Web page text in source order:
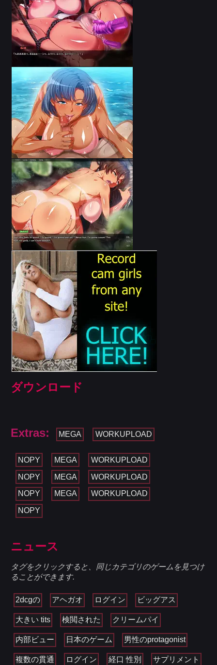
ダウンロード
Extras: MEGA WORKUPLOAD
NOPY MEGA WORKUPLOAD
NOPY MEGA WORKUPLOAD
NOPY MEGA WORKUPLOAD
NOPY
ニュース
タグをクリックすると、同じカテゴリのゲームを見つけ
ることができます.
2dcgの アヘガオ ログイン ビッグアス
大きい tits 検閲された クリームパイ
内部ビュー 日本のゲーム 男性のprotagonist
複数の貫通 ログイン 経口 性別 サプリメント